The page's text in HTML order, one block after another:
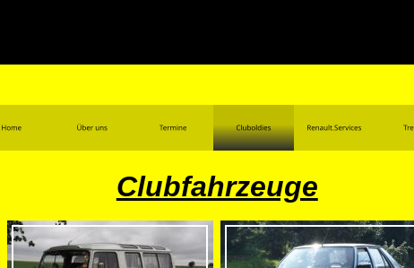
Clubfahrzeuge